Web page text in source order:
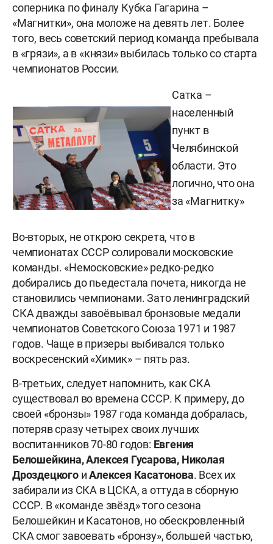
соперника по финалу Кубка Гагарина –
«Магнитки», она моложе на девять лет. Более
того, весь советский период команда пребывала
в «грязи», а в «князи» выбилась только со старта
чемпионатов России.
Сатка –
населенный
пункт в
Челябинской
области. Это
логично, что она
за «Магнитку»
Во-вторых, не открою секрета, что в
чемпионатах СССР солировали московские
команды. «Немосковские» редко-редко
добирались до пьедестала почета, никогда не
становились чемпионами. Зато ленинградский
СКА дважды завоёвывал бронзовые медали
чемпионатов Советского Союза 1971 и 1987
годов. Чаще в призеры выбивался только
воскресенский «Химик» – пять раз.
В-третьих, следует напомнить, как СКА
существовал во времена СССР. К примеру, до
своей «бронзы» 1987 года команда добралась,
потеряв сразу четырех своих лучших
воспитанников 70-80 годов: Евгения
Белошейкина, Алексея Гусарова, Николая
ДроздецкогоиАлексея Касатонова. Всех их
забирали из СКА в ЦСКА, а оттуда в сборную
СССР. В «команде звёзд» того сезона
Белошейкин и Касатонов, но обескровленный
СКА смог завоевать «бронзу», большей частью,